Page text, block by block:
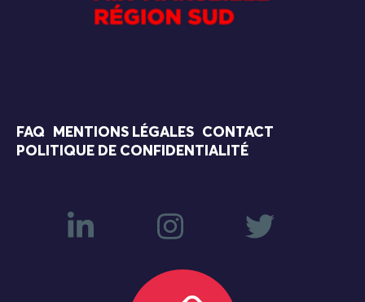
FAQ MENTIONS LÉGALES
CONTACT
POLITIQUE DE CONFIDENTIALITÉ